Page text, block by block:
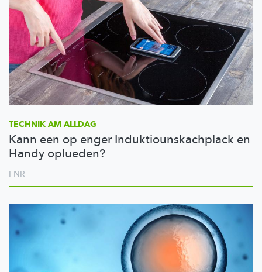
TECHNIK AM ALLDAG
Kann een op enger Induktiounskachplack en
Handy oplueden?
FNR